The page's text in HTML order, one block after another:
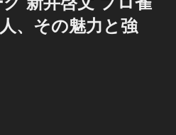
、その魅力と強